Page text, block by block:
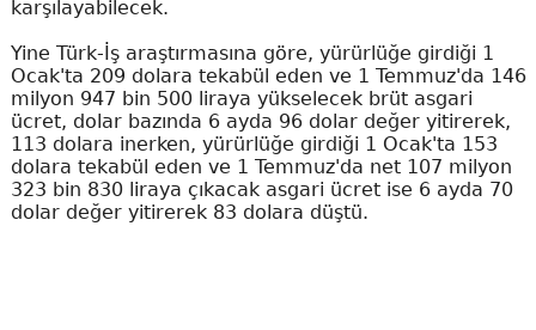
karşılayabilecek.
Yine Türk-İş araştırmasına göre, yürürlüğe girdiği 1
Ocak'ta 209 dolara tekabül eden ve 1 Temmuz'da 146
milyon 947 bin 500 liraya yükselecek brüt asgari
ücret, dolar bazında 6 ayda 96 dolar değer yitirerek,
113 dolara inerken, yürürlüğe girdiği 1 Ocak'ta 153
dolara tekabül eden ve 1 Temmuz'da net 107 milyon
323 bin 830 liraya çıkacak asgari ücret ise 6 ayda 70
dolar değer yitirerek 83 dolara düştü.